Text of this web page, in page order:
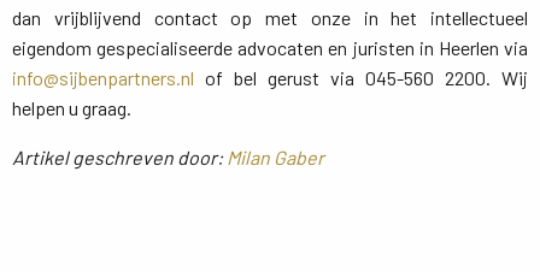
dan vrijblijvend contact op met onze in het intellectueel
eigendom gespecialiseerde advocaten en juristen in Heerlen via
info@sijbenpartners.nl of bel gerust via 045-560 2200. Wij
helpen u graag.
Artikel geschreven door:Milan Gaber